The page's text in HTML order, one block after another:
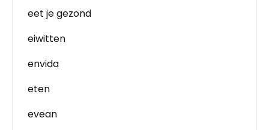
eet je gezond
eiwitten
envida
eten
evean